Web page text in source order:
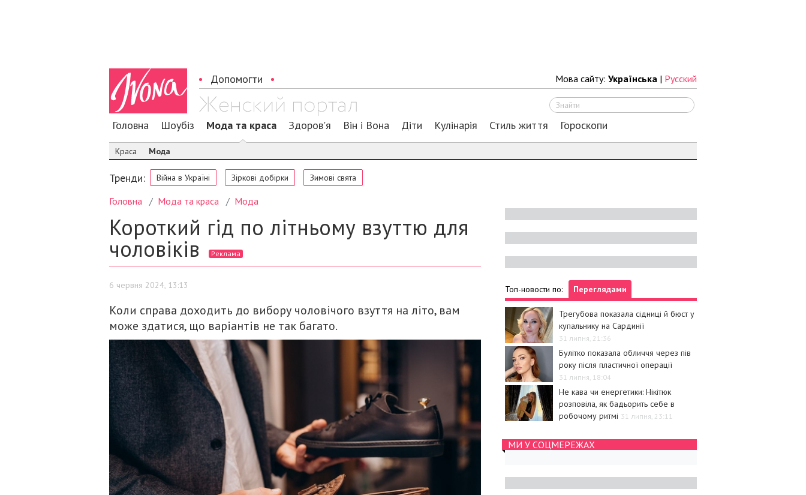
Допомогти Мова сайту: Українська | Русский
Головна Шоубіз Мода та краса Здоров'я Він і Вона Діти Кулінарія Стиль життя Гороскопи
Краса Мода
Тренди: Війна в Україні Зіркові добірки Зимові свята
Головна Мода та краса Мода
Короткий гід по літньому взуттю для
чоловіків Реклама
6 червня 2024, 13:13
Коли справа доходить до вибору чоловічого взуття на літо, вам
може здатися, що варіантів не так багато.
Топ-новости по: Переглядами
Трегубова показала сідниці й бюст у
купальнику на Сардинії
31 липня, 21:36
Булітко показала обличчя через пів
року після пластичної операції
31 липня, 18:04
Не кава чи енергетики: Нікітюк
розповіла, як бадьорить себе в
робочому ритмі 31 липня, 23:11
МИ У СОЦМЕРЕЖАХ